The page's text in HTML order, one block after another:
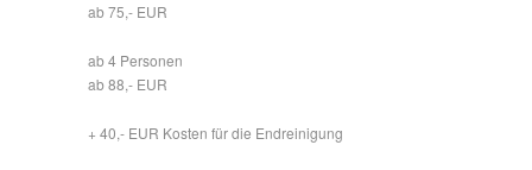
ab 75,- EUR
ab 4 Personen
ab 88,- EUR
+ 40,- EUR Kosten für die Endreinigung